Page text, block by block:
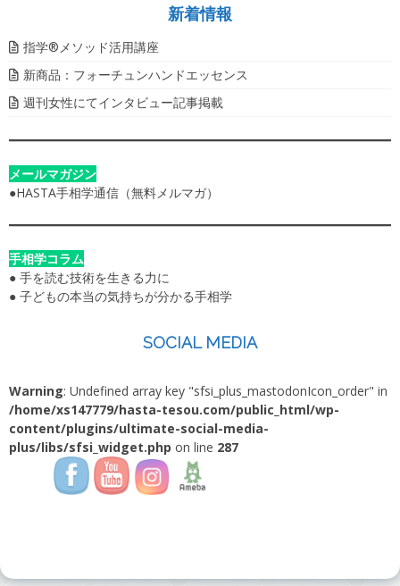
新着情報
指学®️メソッド活用講座
新商品：フォーチュンハンドエッセンス
週刊女性にてインタビュー記事掲載
メールマガジン
●HASTA手相学通信（無料メルマガ）
手相学コラム
● 手を読む技術を生きる力に
● 子どもの本当の気持ちが分かる手相学
SOCIAL MEDIA
Warning: Undefined array key "sfsi_plus_mastodonIcon_order" in
/home/xs147779/hasta-tesou.com/public_html/wp-
content/plugins/ultimate-social-media-
plus/libs/sfsi_widget.php on line 287